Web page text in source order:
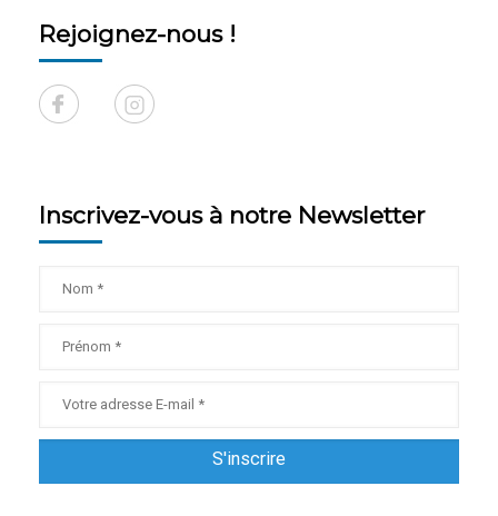
Rejoignez-nous !
Inscrivez-vous à notre Newsletter